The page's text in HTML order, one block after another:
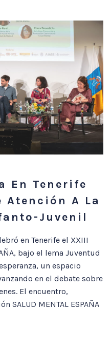
En Tenerife
Atención A La
Juvenil
en Tenerife el XXIII
bajo el lema Juventud
un espacio
en el debate sobre
El encuentro,
SALUD MENTAL ESPAÑA